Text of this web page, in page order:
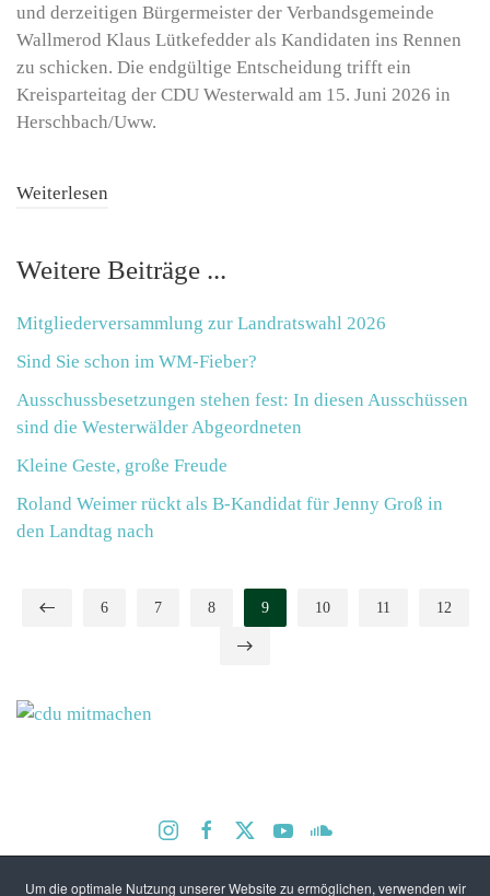
Um die optimale Nutzung unserer Website zu ermöglichen, verwenden wir
und derzeitigen Bürgermeister der Verbandsgemeinde
Wallmerod Klaus Lütkefedder als Kandidaten ins Rennen
zu schicken. Die endgültige Entscheidung trifft ein
Kreisparteitag der CDU Westerwald am 15. Juni 2026 in
Herschbach/Uww.
Weiterlesen
Weitere Beiträge ...
Mitgliederversammlung zur Landratswahl 2026
Sind Sie schon im WM-Fieber?
Ausschussbesetzungen stehen fest: In diesen Ausschüssen
sind die Westerwälder Abgeordneten
Kleine Geste, große Freude
Roland Weimer rückt als B-Kandidat für Jenny Groß in
den Landtag nach
6 7 8 9 10 11 12